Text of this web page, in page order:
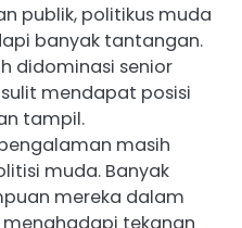
publik, politikus muda
banyak tantangan.
didominasi senior
mendapat posisi
tampil.
masih
muda. Banyak
mereka dalam